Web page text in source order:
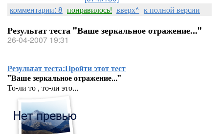
комментарии: 8 понравилось! вверх^ к полной версии
Результат теста "Ваше зеркальное отражение..."
26-04-2007 19:31
Результат теста:Пройти этот тест
"Ваше зеркальное отражение..."
То-ли то , то-ли это...